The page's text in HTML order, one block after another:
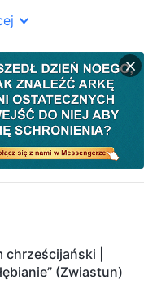
chrześcijański |
(Zwiastun)